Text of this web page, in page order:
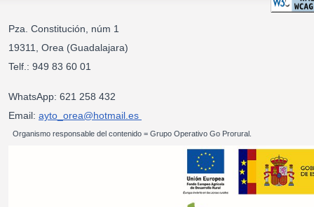
Pza. Constitución, núm 1
19311, Orea (Guadalajara)
Telf.: 949 83 60 01
WhatsApp: 621 258 432
Email: ayto_orea@hotmail.es
Organismo responsable del contenido = Grupo Operativo Go Prorural.